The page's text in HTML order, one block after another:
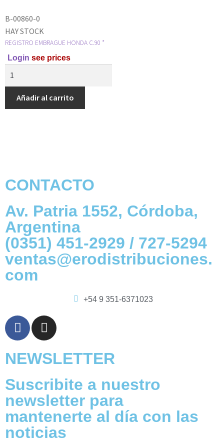
B-00860-0
HAY STOCK
REGISTRO EMBRAGUE HONDA C.90 *
Login see prices
Añadir al carrito
CONTACTO
Av. Patria 1552, Córdoba,
Argentina
(0351) 451-2929 / 727-5294
ventas@erodistribuciones.
com
+54 9 351-6371023
NEWSLETTER
Suscribite a nuestro
newsletter para
mantenerte al día con las
noticias